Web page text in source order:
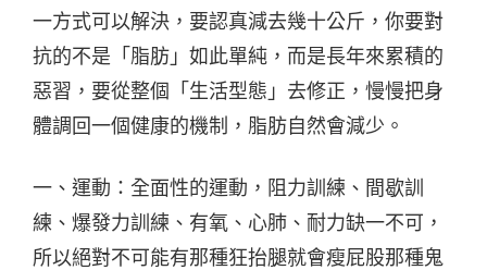
一方式可以解決，要認真減去幾十公斤，你要對
抗的不是「脂肪」如此單純，而是長年來累積的
惡習，要從整個「生活型態」去修正，慢慢把身
體調回一個健康的機制，脂肪自然會減少。
一、運動：全面性的運動，阻力訓練、間歇訓
練、爆發力訓練、有氧、心肺、耐力缺一不可，
所以絕對不可能有那種狂抬腿就會瘦屁股那種鬼